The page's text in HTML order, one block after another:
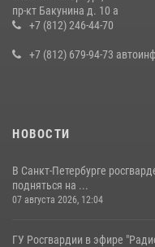
В Ленобласти сотрудники
воспитанниками детского
пр-кт Бакунина д. 10 а
+7 (812) 246-44-70
+7 (812) 679-94-73
НОВОСТИ
В Санкт-Петербурге
подняться на ...
07 августа 2026, 12:04
ГУ Росгвардии в эфире